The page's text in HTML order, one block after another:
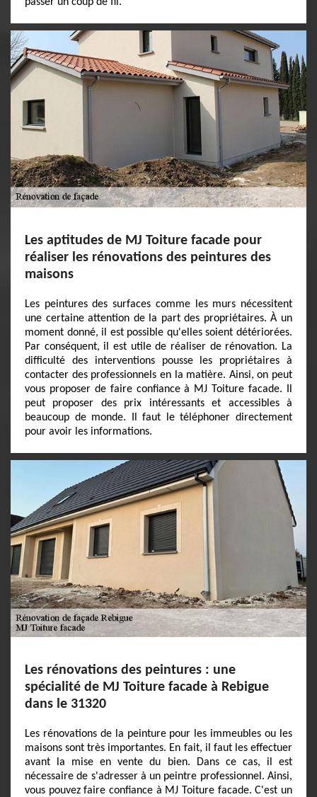
Les aptitudes de MJ Toiture facade pour
réaliser les rénovations des peintures des
maisons
Les peintures des surfaces comme les murs nécessitent
une certaine attention de la part des propriétaires. À un
moment donné, il est possible qu'elles soient détériorées.
Par conséquent, il est utile de réaliser de rénovation. La
difficulté des interventions pousse les propriétaires à
contacter des professionnels en la matière. Ainsi, on peut
vous proposer de faire confiance à MJ Toiture facade. Il
peut proposer des prix intéressants et accessibles à
beaucoup de monde. Il faut le téléphoner directement
pour avoir les informations.
Les rénovations des peintures : une
spécialité de MJ Toiture facade à Rebigue
dans le 31320
Les rénovations de la peinture pour les immeubles ou les
maisons sont très importantes. En fait, il faut les effectuer
avant la mise en vente du bien. Dans ce cas, il est
nécessaire de s'adresser à un peintre professionnel. Ainsi,
vous pouvez faire confiance à MJ Toiture facade. C'est un